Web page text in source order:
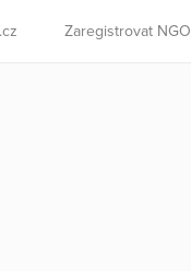
Zaregistrovat NGO